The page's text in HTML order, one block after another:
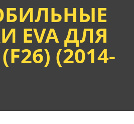
EVA ДЛЯ
(2014-